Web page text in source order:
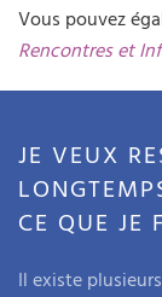
Vous pouvez
Rencontres et
JE VEUX
CE QUE JE
Il existe